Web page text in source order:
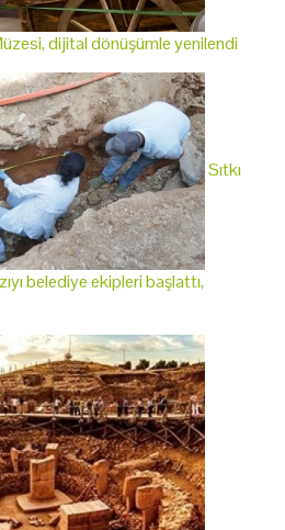
dijital dönüşümle yenilendi
Sıtkı
belediye ekipleri başlattı,